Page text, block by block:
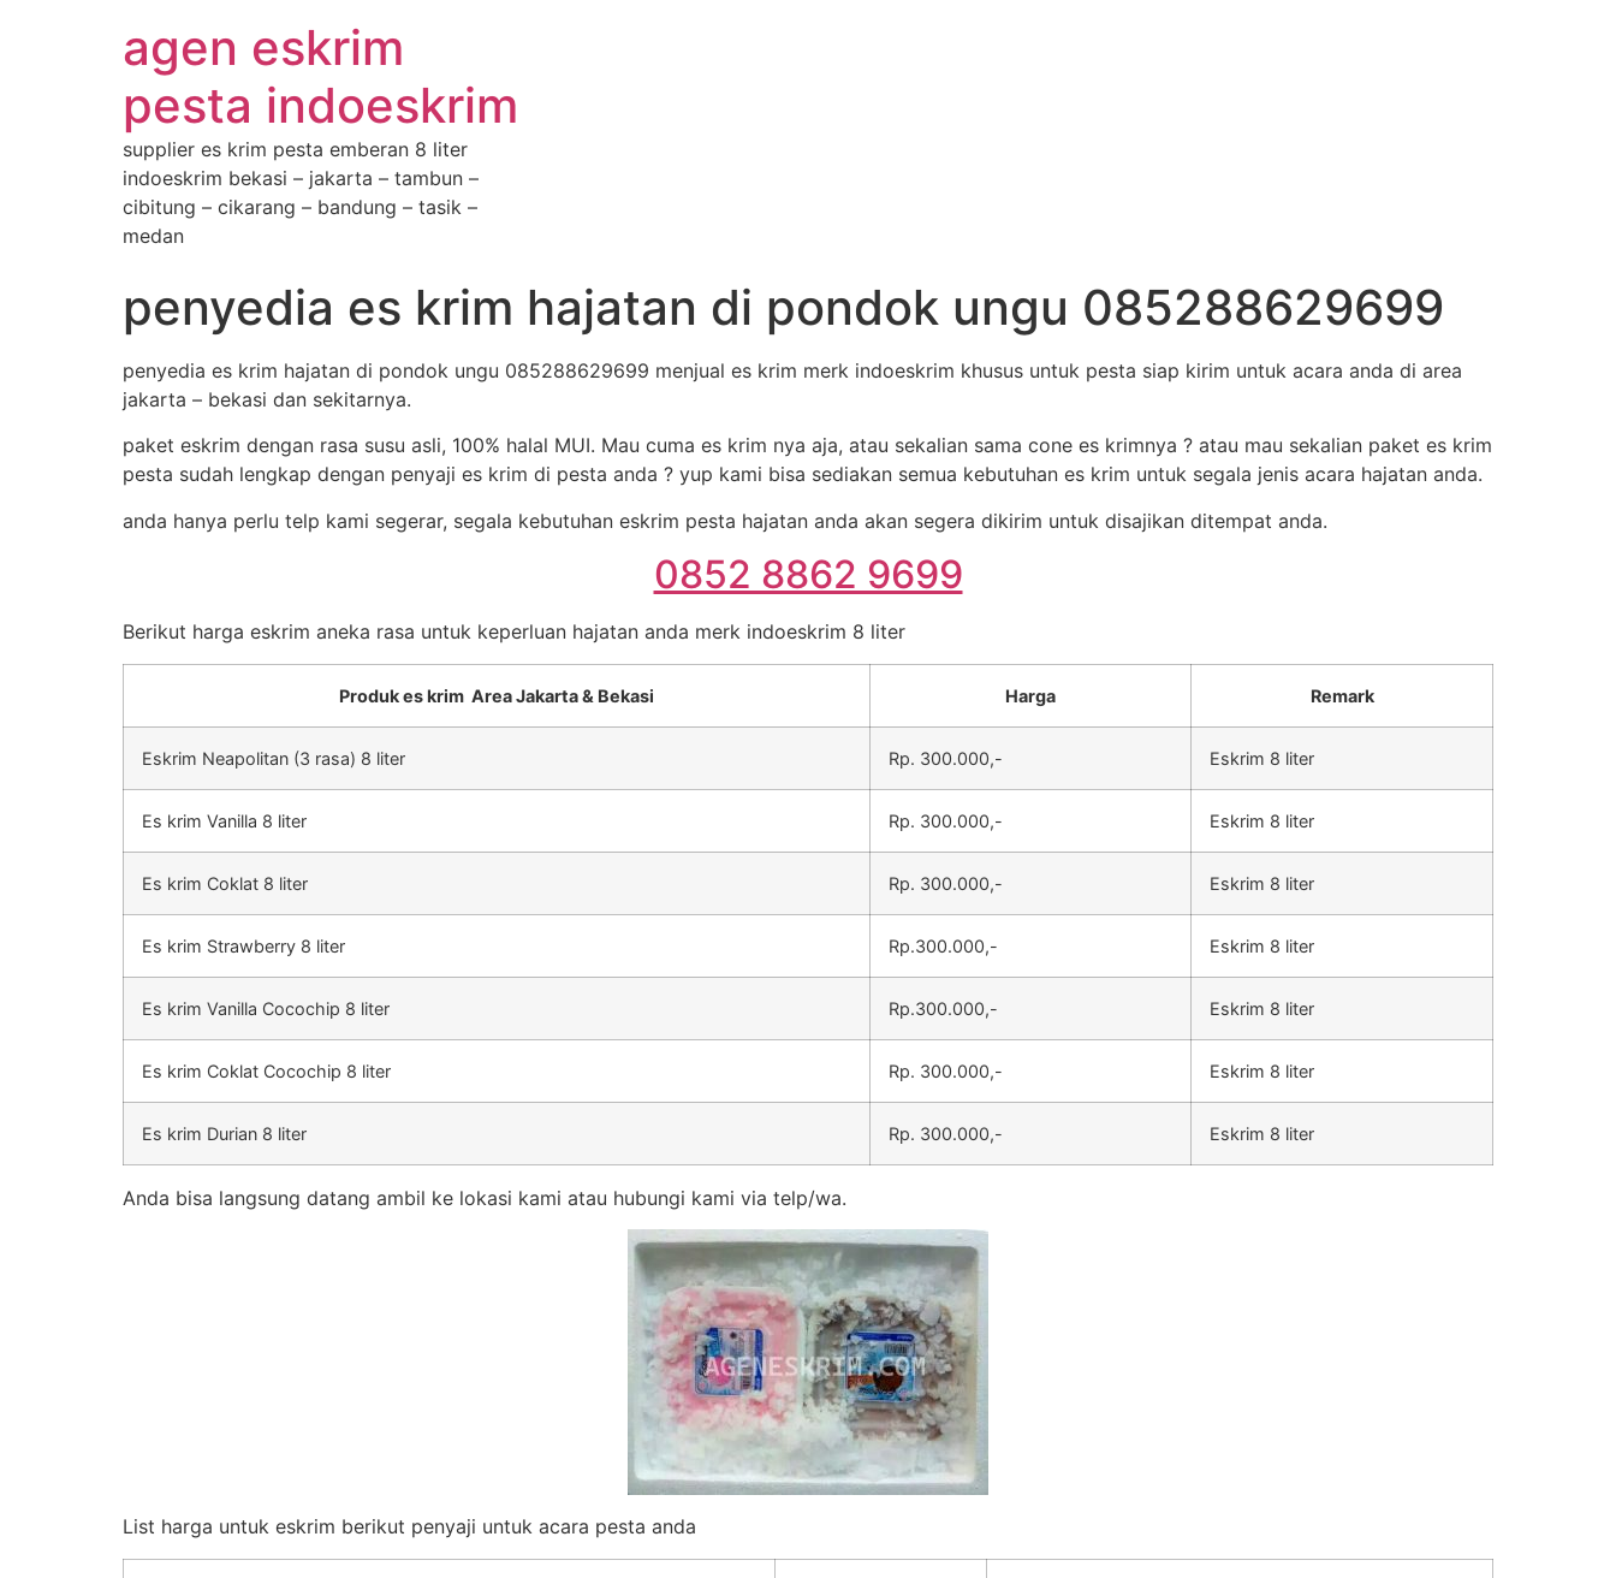
agen eskrim
pesta indoeskrim
supplier es krim pesta emberan 8 liter
indoeskrim bekasi – jakarta – tambun –
cibitung – cikarang – bandung – tasik –
medan
penyedia es krim hajatan di pondok ungu 085288629699
penyedia es krim hajatan di pondok ungu 085288629699 menjual es krim merk indoeskrim khusus untuk pesta siap kirim untuk acara anda di area
jakarta – bekasi dan sekitarnya.
paket eskrim dengan rasa susu asli, 100% halal MUI. Mau cuma es krim nya aja, atau sekalian sama cone es krimnya ? atau mau sekalian paket es krim
pesta sudah lengkap dengan penyaji es krim di pesta anda ? yup kami bisa sediakan semua kebutuhan es krim untuk segala jenis acara hajatan anda.
anda hanya perlu telp kami segerar, segala kebutuhan eskrim pesta hajatan anda akan segera dikirim untuk disajikan ditempat anda.
0852 8862 9699
Berikut harga eskrim aneka rasa untuk keperluan hajatan anda merk indoeskrim 8 liter
Produk es krim Area Jakarta & Bekasi Harga Remark
Eskrim Neapolitan (3 rasa) 8 liter Rp. 300.000,- Eskrim 8 liter
Es krim Vanilla 8 liter Rp. 300.000,- Eskrim 8 liter
Es krim Coklat 8 liter Rp. 300.000,- Eskrim 8 liter
Es krim Strawberry 8 liter Rp.300.000,- Eskrim 8 liter
Es krim Vanilla Cocochip 8 liter Rp.300.000,- Eskrim 8 liter
Es krim Coklat Cocochip 8 liter Rp. 300.000,- Eskrim 8 liter
Es krim Durian 8 liter Rp. 300.000,- Eskrim 8 liter
Anda bisa langsung datang ambil ke lokasi kami atau hubungi kami via telp/wa.
List harga untuk eskrim berikut penyaji untuk acara pesta anda